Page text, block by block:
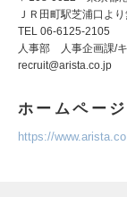
ＪＲ田町駅芝浦口よ
TEL 06-6125-2105
人事部 人事企画課/
recruit@arista.co.jp
ホームページ
https://